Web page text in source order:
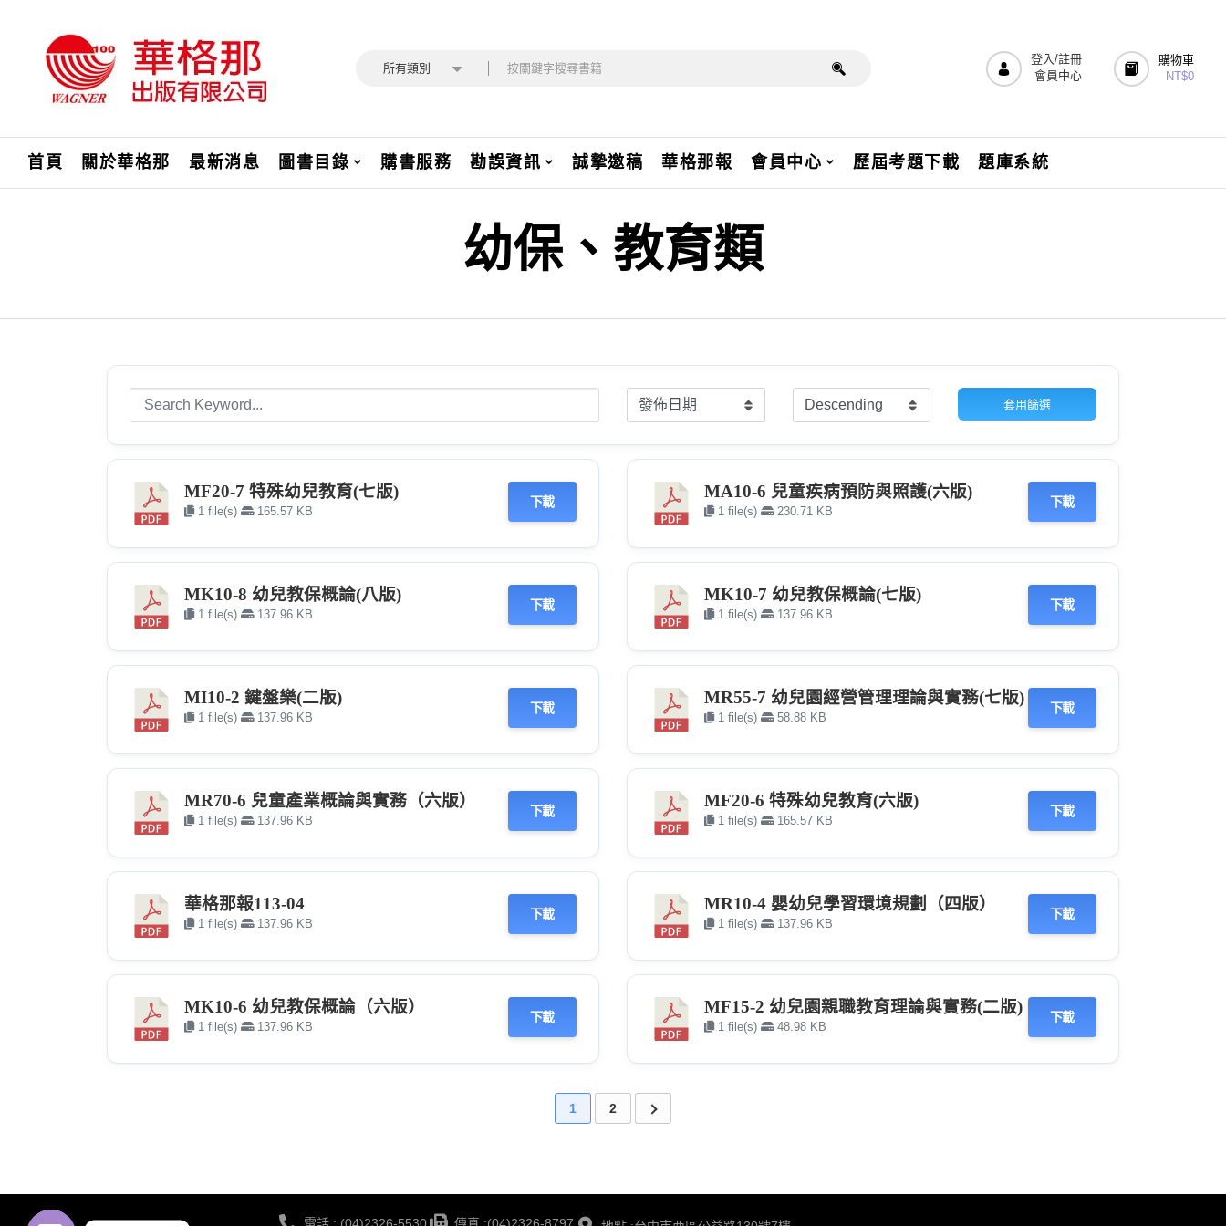
所有類別
登入/註冊
會員中心
購物車
NT$0
首頁 關於華格那 最新消息 圖書目錄 購書服務 勘誤資訊 誠摯邀稿 華格那報 會員中心 歷屆考題下載 題庫系統
幼保、教育類
套用篩選
MF20-7 特殊幼兒教育(七版)
1 file(s) 165.57 KB
下載
MA10-6 兒童疾病預防與照護(六版)
1 file(s) 230.71 KB
下載
MK10-8 幼兒教保概論(八版)
1 file(s) 137.96 KB
下載
MK10-7 幼兒教保概論(七版)
1 file(s) 137.96 KB
下載
MI10-2 鍵盤樂(二版)
1 file(s) 137.96 KB
下載
MR55-7 幼兒園經營管理理論與實務(七版)
1 file(s) 58.88 KB
下載
MR70-6 兒童產業概論與實務（六版）
1 file(s) 137.96 KB
下載
MF20-6 特殊幼兒教育(六版)
1 file(s) 165.57 KB
下載
華格那報113-04
1 file(s) 137.96 KB
下載
MR10-4 嬰幼兒學習環境規劃（四版）
1 file(s) 137.96 KB
下載
MK10-6 幼兒教保概論（六版）
1 file(s) 137.96 KB
下載
MF15-2 幼兒園親職教育理論與實務(二版)
1 file(s) 48.98 KB
下載
1 2